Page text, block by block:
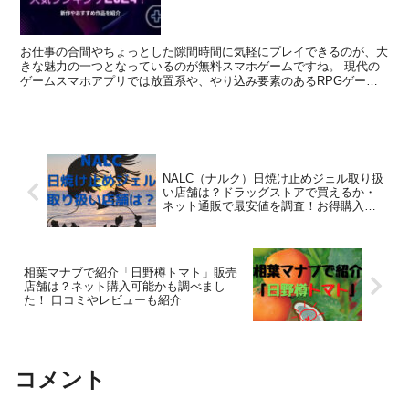
お仕事の合間やちょっとした隙間時間に気軽にプレイできるのが、大
きな魅力の一つとなっているのが無料スマホゲームですね。 現代の
ゲームスマホアプリでは放置系や、やり込み要素のあるRPGゲー
NALC（ナルク）日焼け止めジェル取り扱
い店舗は？ドラッグストアで買えるか・
ネット通販で最安値を調査！お得購入情
相葉マナブで紹介「日野樽トマト」販売
店舗は？ネット購入可能かも調べまし
た！ 口コミやレビューも紹介
コメント